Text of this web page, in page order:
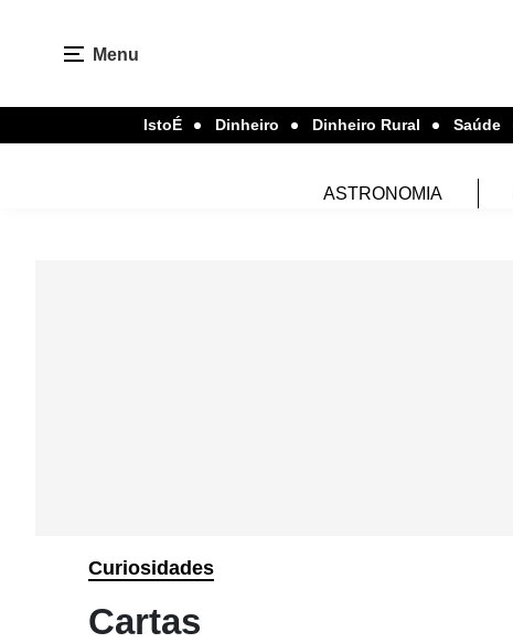
Menu
IstoÉ Dinheiro Dinheiro Rural Saúde
ASTRONOMIA
Curiosidades
Cartas